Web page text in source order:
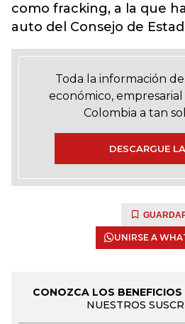
como fracking, a la que
auto del Consejo de
Toda la información
económico,
Colombia a tan
DESCARGUE
UNIRSE A
CONOZCA LOS
NUESTROS